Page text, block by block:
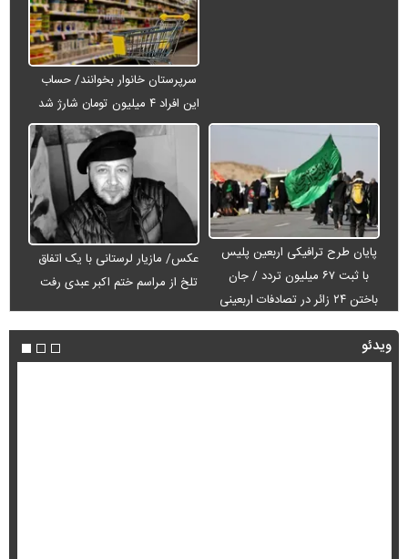
سرپرستان خانوار بخوانند/ حساب
این افراد ۴ میلیون تومان شارژ شد
پایان طرح ترافیکی اربعین پلیس
با ثبت ۶۷ میلیون تردد / جان
باختن ۲۴ زائر در تصادفات اربعینی
عکس/ مازیار لرستانی با یک اتفاق
تلخ از مراسم ختم اکبر عبدی رفت
ویدئو